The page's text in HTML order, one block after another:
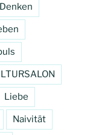
Denken
Liebe
Naivität